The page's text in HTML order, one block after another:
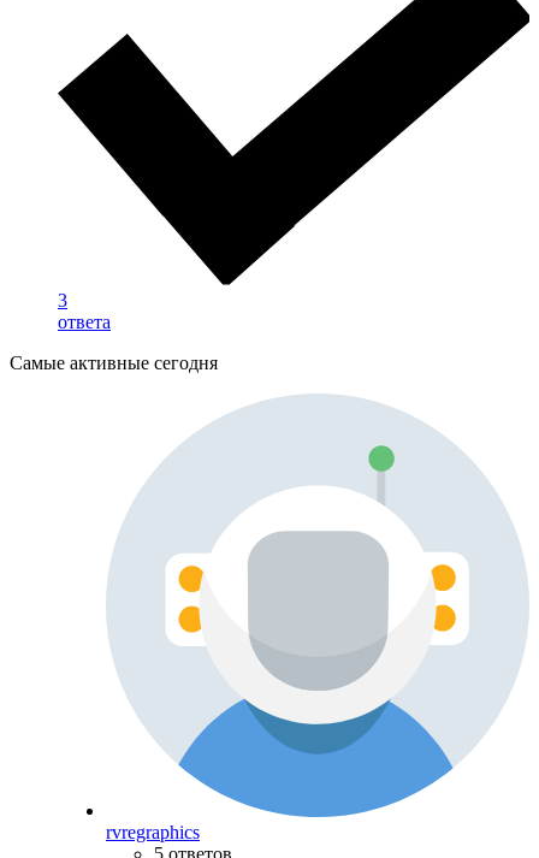
3
ответа
Самые активные сегодня
rvregraphics
5 ответов